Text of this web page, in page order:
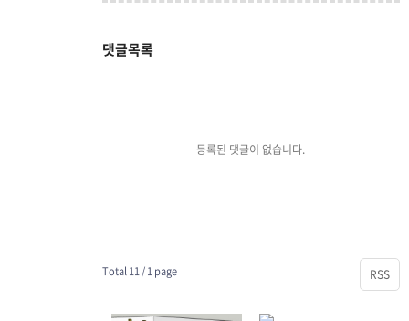
댓글목록
등록된 댓글이 없습니다.
Total 11 /1 page RSS